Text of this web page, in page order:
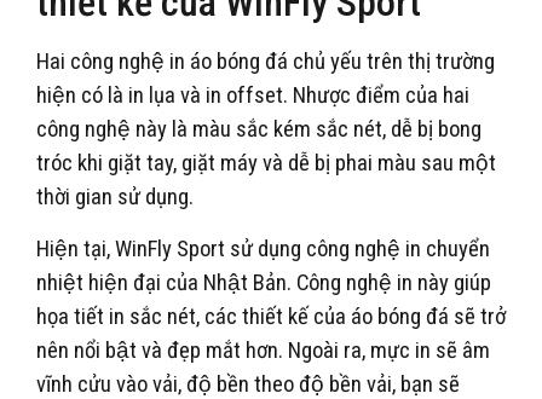
Hai công nghệ in áo bóng đá chủ yếu trên thị trường
hiện có là in lụa và in offset. Nhược điểm của hai
công nghệ này là màu sắc kém sắc nét, dễ bị bong
tróc khi giặt tay, giặt máy và dễ bị phai màu sau một
thời gian sử dụng.
Hiện tại, WinFly Sport sử dụng công nghệ in chuyển
nhiệt hiện đại của Nhật Bản. Công nghệ in này giúp
họa tiết in sắc nét, các thiết kế của áo bóng đá sẽ trở
nên nổi bật và đẹp mắt hơn. Ngoài ra, mực in sẽ âm
vĩnh cửu vào vải, độ bền theo độ bền vải, bạn sẽ